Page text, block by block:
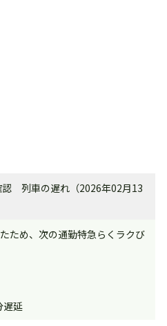
認 列車の遅れ（2026年02月13
ため、次の通勤特急らくラクび
遅延